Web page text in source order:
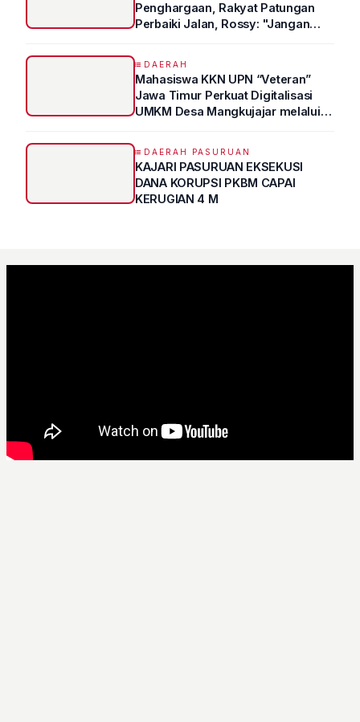
Penghargaan, Rakyat Patungan
Perbaiki Jalan, Rossy: "Jangan
DAERAH
Mahasiswa KKN UPN “Veteran”
Jawa Timur Perkuat Digitalisasi
UMKM Desa Mangkujajar melalui
DAERAH PASURUAN
KAJARI PASURUAN EKSEKUSI
DANA KORUPSI PKBM CAPAI
KERUGIAN 4 M